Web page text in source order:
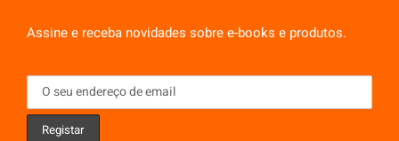
Assine e receba novidades sobre e-books e produtos.